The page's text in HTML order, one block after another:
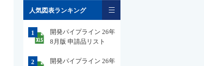
人気図表ランキング
1
開発パイプライン 26年
8月版 申請品リスト
2
開発パイプライン 26年